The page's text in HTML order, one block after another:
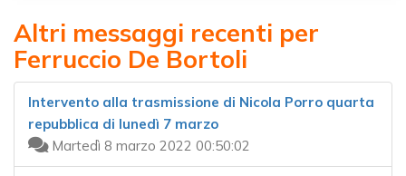
Altri messaggi recenti per
Ferruccio De Bortoli
Intervento alla trasmissione di Nicola Porro quarta
repubblica di lunedì 7 marzo
Martedì 8 marzo 2022 00:50:02